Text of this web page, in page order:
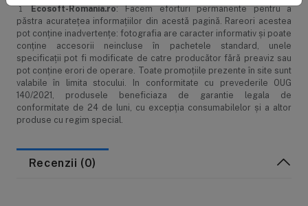
Ecosoft-Romania.ro: Facem eforturi permanente pentru a
păstra acurateţea informaţiilor din acestă pagină. Rareori acestea
pot conţine inadvertenţe: fotografia are caracter informativ şi poate
conţine accesorii neincluse în pachetele standard, unele
specificaţii pot fi modificate de catre producător fără preaviz sau
pot conţine erori de operare. Toate promoţiile prezente în site sunt
valabile în limita stocului. In conformitate cu prevederile OUG
140/2021, produsele beneficiaza de garantie legala de
conformitate de 24 de luni, cu excepția consumabilelor și a altor
produse cu regim special.
Recenzii (0)